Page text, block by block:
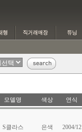
모델명 색상 연식
S클라스 은색 2004/12